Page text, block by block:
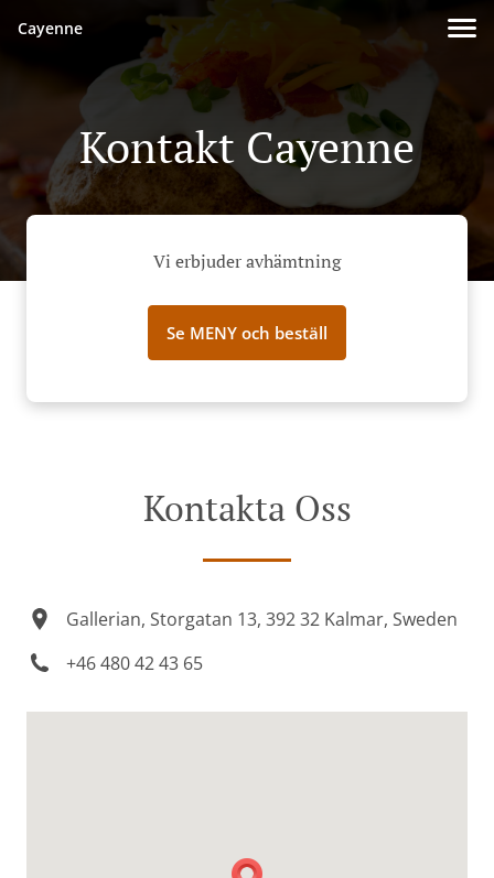
Cayenne
Kontakt Cayenne
Vi erbjuder avhämtning
Se MENY och beställ
Kontakta Oss
Gallerian, Storgatan 13, 392 32 Kalmar, Sweden
+46 480 42 43 65